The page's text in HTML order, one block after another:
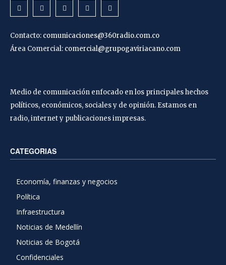
Contacto: comunicaciones@360radio.com.co
Área Comercial: comercial@grupogaviriacano.com
Medio de comunicación enfocado en los principales hechos
políticos, económicos, sociales y de opinión. Estamos en
radio, internet y publicaciones impresas.
CATEGORIAS
Economía, finanzas y negocios
Política
Infraestructura
Noticias de Medellín
Noticias de Bogotá
Confidenciales